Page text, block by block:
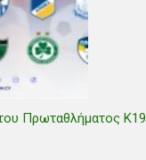
Πρωταθλήματος Κ19